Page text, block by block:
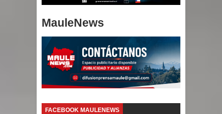
MauleNews
FACEBOOK MAULENEWS